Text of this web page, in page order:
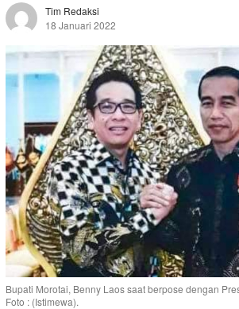
Tim Redaksi
18 Januari 2022
Bupati Morotai, Benny Laos saat berpose dengan
Foto : (Istimewa).